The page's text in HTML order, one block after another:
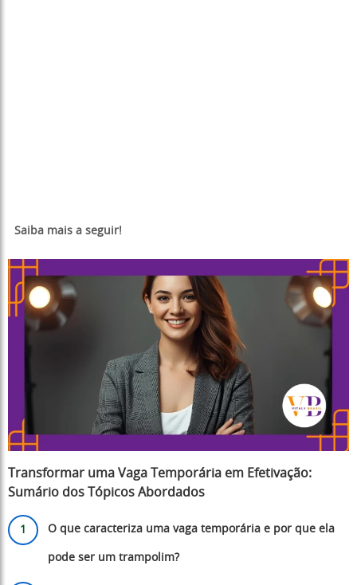
Saiba mais a seguir!
Transformar uma Vaga Temporária em Efetivação:
Sumário dos Tópicos Abordados
O que caracteriza uma vaga temporária e por que ela
pode ser um trampolim?